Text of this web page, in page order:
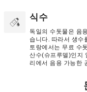
식수
독일의 수돗물은 음
습니다. 따라서 생수
토랑에서는 무료 수
산수(슈프루델)인지
리에서 음용 가능한